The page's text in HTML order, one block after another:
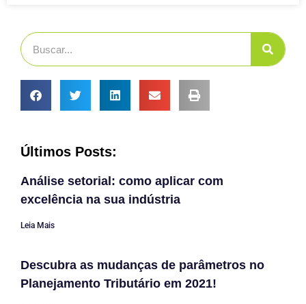
Últimos Posts:
Análise setorial: como aplicar com
excelência na sua indústria
Leia Mais
Descubra as mudanças de parâmetros no
Planejamento Tributário em 2021!